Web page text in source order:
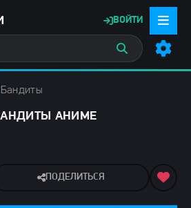
ВОЙТИ
Бандиты
АНИМЕ
ПОДЕЛИТЬСЯ